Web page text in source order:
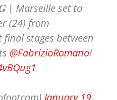
Marseille set to
(24) from
final stages between
@FabrizioRomano!
January 19,